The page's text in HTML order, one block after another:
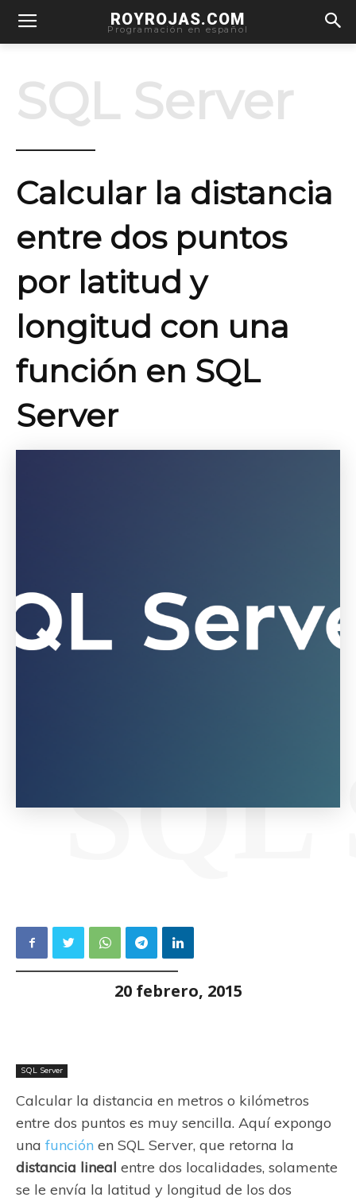
ROYROJAS.COM
Programación en español
SQL Server
Calcular la distancia
entre dos puntos
por latitud y
longitud con una
función en SQL
Server
SQL
20 febrero, 2015
SQL Server
Calcular la distancia en metros o kilómetros
entre dos puntos es muy sencilla. Aquí expongo
una función en SQL Server, que retorna la
distancia lineal entre dos localidades, solamente
se le envía la latitud y longitud de los dos